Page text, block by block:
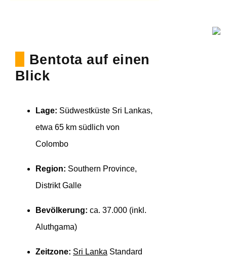
Bentota auf einen
Blick
Lage: Südwestküste Sri Lankas,
etwa 65 km südlich von
Colombo
Region: Southern Province,
Distrikt Galle
Bevölkerung: ca. 37.000 (inkl.
Aluthgama)
Zeitzone: Sri Lanka Standard